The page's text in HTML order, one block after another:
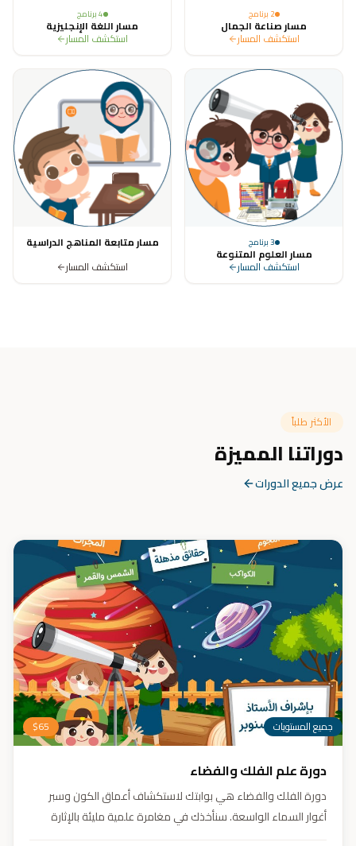
2 برنامج
مسار صناعة الجمال
استكشف المسار
4برنامج
مسار اللغة الإنجليزية
استكشف المسار
3برنامج
مسار العلوم المتنوعة
استكشف المسار
مسار متابعة المناهج الدراسية
استكشف المسار
الأكثر طلباً
دوراتنا المميزة
عرض جميع الدورات
جميع المستويات $65
دورة علم الفلك والفضاء
دورة الفلك والفضاء هي بوابتك لاستكشاف أعماق الكون وسبر
أغوار السماء الواسعة. سنأخذك في مغامرة علمية مليئة بالإثارة